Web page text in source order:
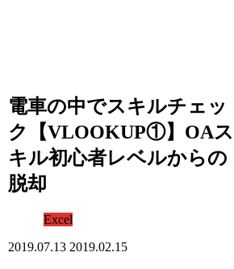
電車の中でスキルチェッ
ク【VLOOKUP①】OAス
キル初心者レベルからの
脱却
Excel
2019.07.13 2019.02.15